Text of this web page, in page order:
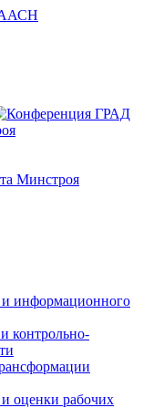
и информационного
контрольно-
оценки рабочих